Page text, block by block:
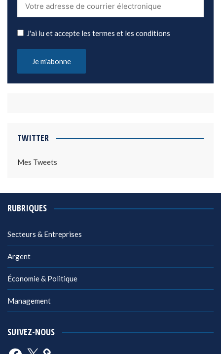
J'ai lu et accepte les termes et les conditions
TWITTER
Mes Tweets
RUBRIQUES
Secteurs & Entreprises
Argent
Économie & Politique
Management
SUIVEZ-NOUS
Facebook
X